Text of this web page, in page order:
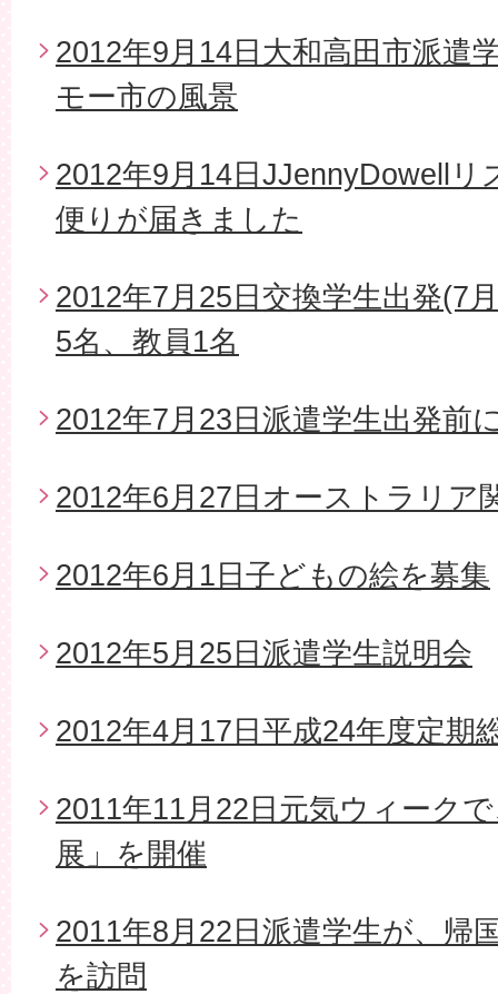
2012年9月14日大和高田市派遣
モー市の風景
2012年9月14日JJennyDowellリ
便りが届きました
2012年7月25日交換学生出発(7
5名、教員1名
2012年7月23日派遣学生出発前
2012年6月27日オーストラリア
2012年6月1日子どもの絵を募集
2012年5月25日派遣学生説明会
2012年4月17日平成24年度定期
2011年11月22日元気ウィーク
展」を開催
2011年8月22日派遣学生が、帰
を訪問